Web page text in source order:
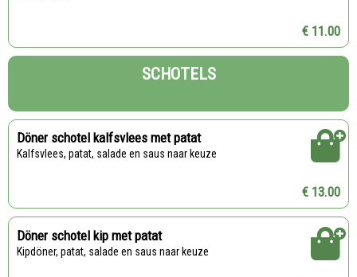
€ 11.00
SCHOTELS
Döner schotel kalfsvlees met patat
Kalfsvlees, patat, salade en saus naar keuze
€ 13.00
Döner schotel kip met patat
Kipdöner, patat, salade en saus naar keuze